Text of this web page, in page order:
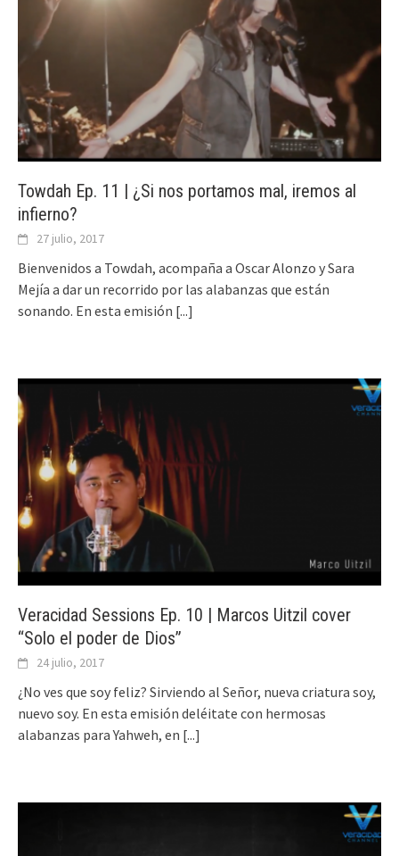
Towdah Ep. 11 | ¿Si nos portamos mal, iremos al
infierno?
27 julio, 2017
Bienvenidos a Towdah, acompaña a Oscar Alonzo y Sara
Mejía a dar un recorrido por las alabanzas que están
sonando. En esta emisión [...]
Veracidad Sessions Ep. 10 | Marcos Uitzil cover
“Solo el poder de Dios”
24 julio, 2017
¿No ves que soy feliz? Sirviendo al Señor, nueva criatura soy,
nuevo soy. En esta emisión deléitate con hermosas
alabanzas para Yahweh, en [...]